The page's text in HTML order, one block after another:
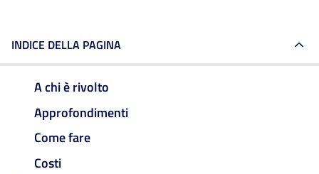
INDICE DELLA PAGINA
A chi è rivolto
Approfondimenti
Come fare
Costi